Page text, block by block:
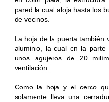
pared la cual aloja hasta los
de vecinos.
La hoja de la puerta también
aluminio, la cual en la parte
unos agujeros de 20
ventilación.
Como la hoja y el cerco
solamente lleva una